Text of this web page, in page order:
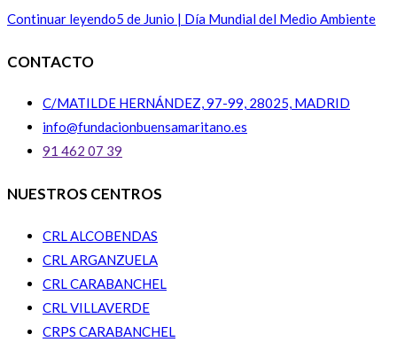
Continuar leyendo5 de Junio | Día Mundial del Medio Ambiente
CONTACTO
C/MATILDE HERNÁNDEZ, 97-99, 28025, MADRID
info@fundacionbuensamaritano.es
91 462 07 39
NUESTROS CENTROS
CRL ALCOBENDAS
CRL ARGANZUELA
CRL CARABANCHEL
CRL VILLAVERDE
CRPS CARABANCHEL